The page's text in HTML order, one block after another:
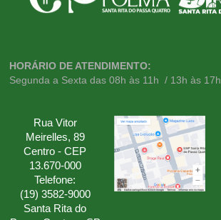
HORÁRIO DE ATENDIMENTO:
Segunda a Sexta das 08h às 11h / 13h às 17h
Rua Vitor
Meirelles, 89
Centro - CEP
13.670-000
Telefone:
(19) 3582-9000
Santa Rita do